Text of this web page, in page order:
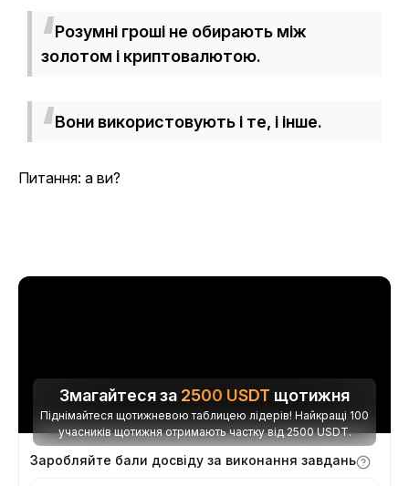
Розумні гроші не обирають між
золотом і криптовалютою.
Вони використовують і те, і інше.
Питання: а ви?
Змагайтеся за 2500 USDT щотижня
Піднімайтеся щотижневою таблицею лідерів! Найкращі 100
учасників щотижня отримають частку від 2500 USDT.
Заробляйте бали досвіду за виконання завдань